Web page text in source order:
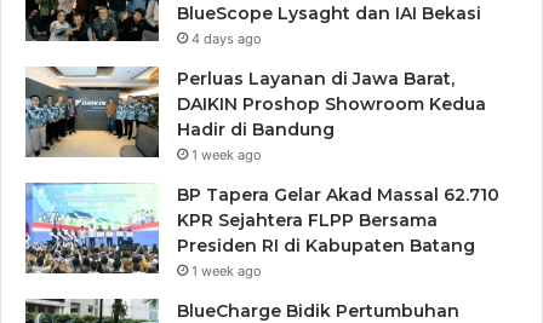
BlueScope Lysaght dan IAI Bekasi
4 days ago
Perluas Layanan di Jawa Barat,
DAIKIN Proshop Showroom Kedua
Hadir di Bandung
1 week ago
BP Tapera Gelar Akad Massal 62.710
KPR Sejahtera FLPP Bersama
Presiden RI di Kabupaten Batang
1 week ago
BlueCharge Bidik Pertumbuhan